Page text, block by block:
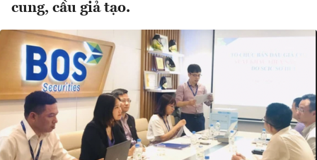
cung, cầu giả tạo.